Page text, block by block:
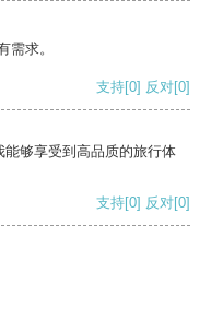
需求。
支持[0] 反对[0]
够享受到高品质的旅行体
支持[0] 反对[0]